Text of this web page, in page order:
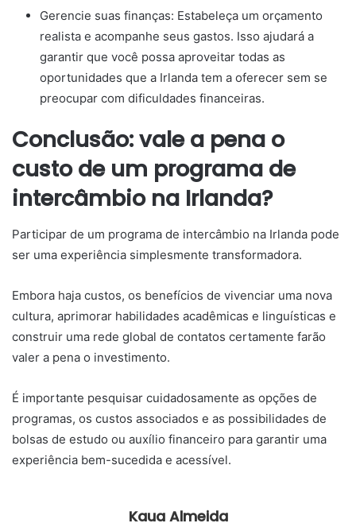
Gerencie suas finanças: Estabeleça um orçamento
realista e acompanhe seus gastos. Isso ajudará a
garantir que você possa aproveitar todas as
oportunidades que a Irlanda tem a oferecer sem se
preocupar com dificuldades financeiras.
Conclusão: vale a pena o
custo de um programa de
intercâmbio na Irlanda?
Participar de um programa de intercâmbio na Irlanda pode
ser uma experiência simplesmente transformadora.
Embora haja custos, os benefícios de vivenciar uma nova
cultura, aprimorar habilidades acadêmicas e linguísticas e
construir uma rede global de contatos certamente farão
valer a pena o investimento.
É importante pesquisar cuidadosamente as opções de
programas, os custos associados e as possibilidades de
bolsas de estudo ou auxílio financeiro para garantir uma
experiência bem-sucedida e acessível.
Kaua Almeida